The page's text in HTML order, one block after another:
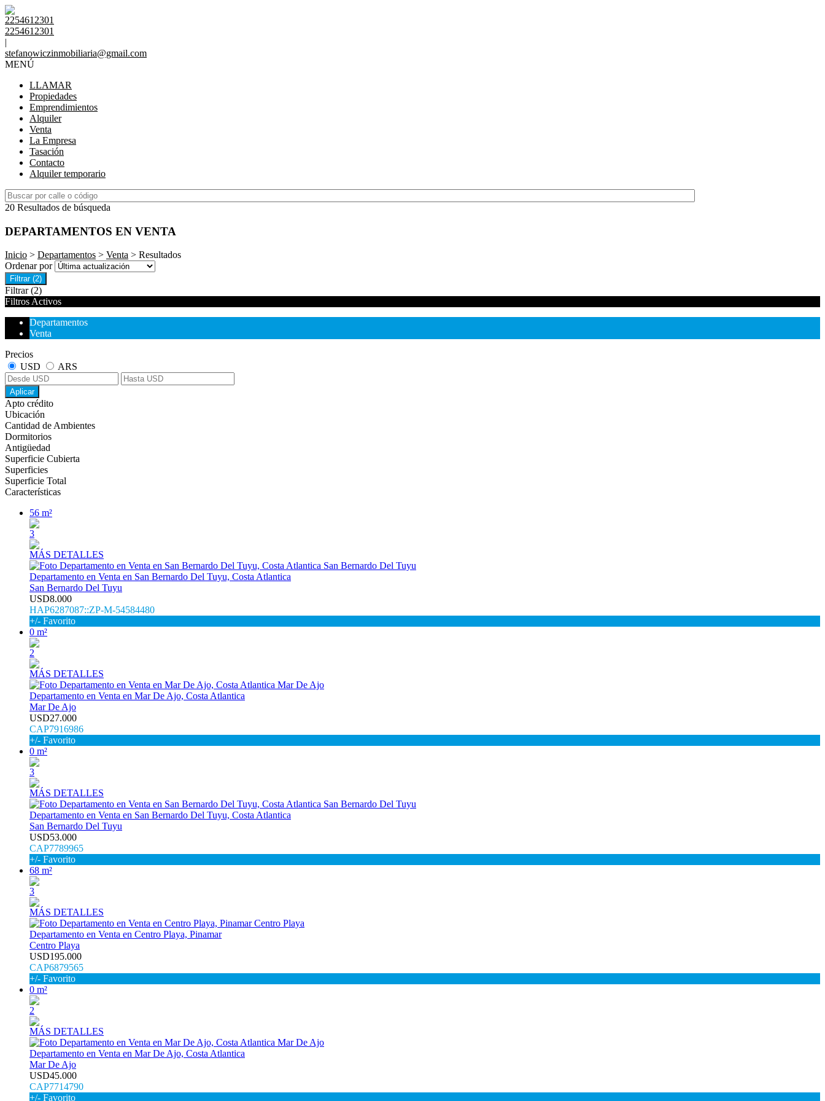
2254612301
2254612301
|
stefanowiczinmobiliaria@gmail.com
MENÚ
LLAMAR
Propiedades
Emprendimientos
Alquiler
Venta
La Empresa
Tasación
Contacto
Alquiler temporario
20 Resultados de búsqueda
DEPARTAMENTOS EN VENTA
Inicio > Departamentos > Venta > Resultados
Ordenar por
Filtrar (2)
Filtrar (2)
Filtros Activos
Departamentos
Venta
Precios
USD
ARS
Aplicar
Apto crédito
Ubicación
Cantidad de Ambientes
Dormitorios
Antigüedad
Superficie Cubierta
Superficies
Superficie Total
Características
56 m²
3
MÁS DETALLES
Departamento en Venta en San Bernardo Del Tuyu, Costa Atlantica
San Bernardo Del Tuyu
USD8.000
HAP6287087::ZP-M-54584480
+/- Favorito
0 m²
2
MÁS DETALLES
Departamento en Venta en Mar De Ajo, Costa Atlantica
Mar De Ajo
USD27.000
CAP7916986
+/- Favorito
0 m²
3
MÁS DETALLES
Departamento en Venta en San Bernardo Del Tuyu, Costa Atlantica
San Bernardo Del Tuyu
USD53.000
CAP7789965
+/- Favorito
68 m²
3
MÁS DETALLES
Departamento en Venta en Centro Playa, Pinamar
Centro Playa
USD195.000
CAP6879565
+/- Favorito
0 m²
2
MÁS DETALLES
Departamento en Venta en Mar De Ajo, Costa Atlantica
Mar De Ajo
USD45.000
CAP7714790
+/- Favorito